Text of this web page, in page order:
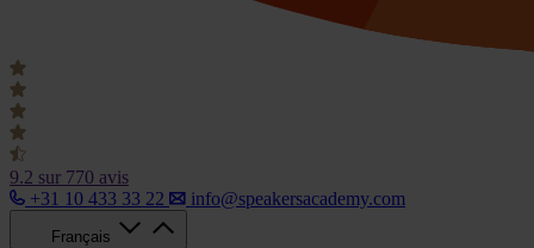
9.2 sur 770 avis
+31 10 433 33 22
info@speakersacademy.com
Français